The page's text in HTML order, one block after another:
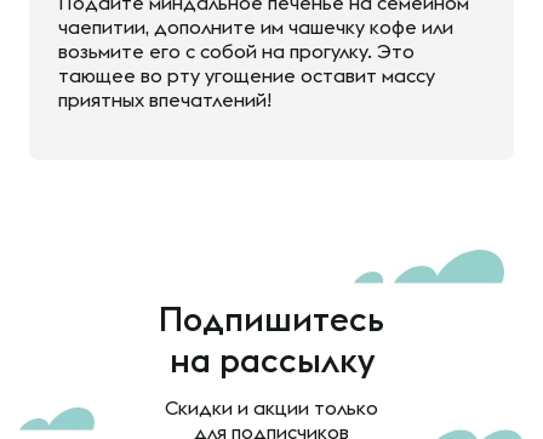
чаепитии, дополните им чашечку кофе или
возьмите его с собой на прогулку. Это
тающее во рту угощение оставит массу
приятных впечатлений!
Подпишитесь
на рассылку
Скидки и акции только
для подписчиков